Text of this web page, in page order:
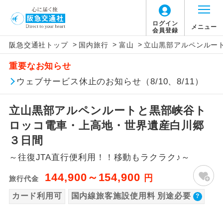
ログイン
会員登録
メニュー
阪急交通社トップ > 国内旅行 > 富山 > 立山黒部アルペンルー
重要なお知らせ
ウェブサービス休止のお知らせ（8/10、8/11）
立山黒部アルペンルートと黒部峡谷ト
ロッコ電車・上高地・世界遺産白川郷
３日間
～往復JTA直行便利用！！移動もラクラク♪～
旅行代金 144,900～154,900 円
カード利用可 国内線旅客施設使用料 別途必要
【国内旅客施設使用料について】
旅行代金に国内旅客施設使用料は含まれてお
りません。別途お支払いが必要となります。
中部国際空港片道：大人440円、子供440円、
幼児440円
那覇空港往復：大人480円、子供480円、幼児
480円
アイコン 説明
添乗員同行
往路出発空港（駅）から復路到着空港
（駅）まで同行します。
現地添乗員同
現地到着空港（駅）から最終日出発空港
（駅）まで添乗員が同行します。
バスガイド乗
務
があります。
新コース 初登場のコースです。